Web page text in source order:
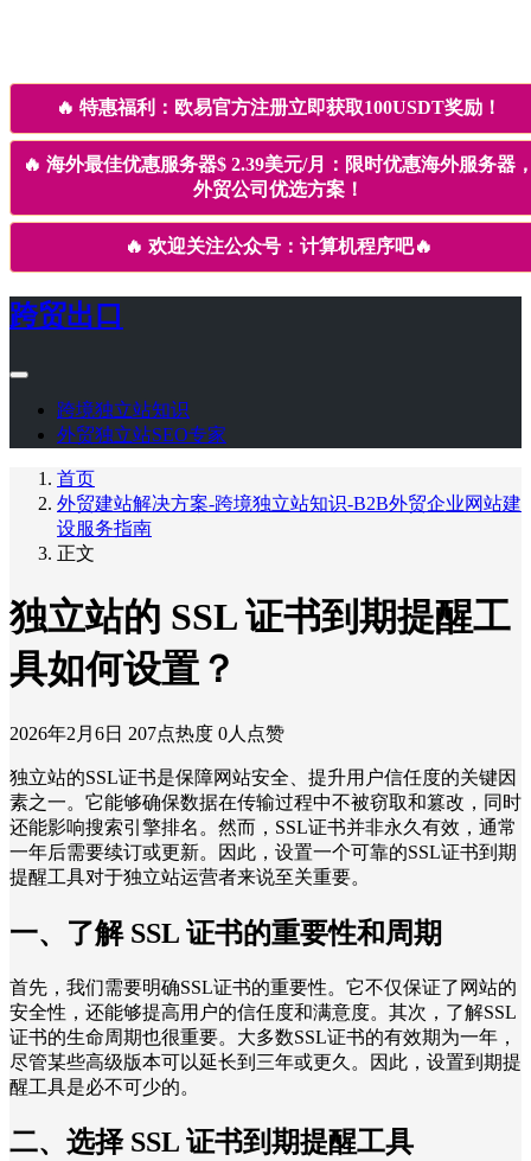
🔥 特惠福利：欧易官方注册立即获取100USDT奖励！
🔥 海外最佳优惠服务器$ 2.39美元/月：限时优惠海外服务器
外贸公司优选方案！
🔥 欢迎关注公众号：计算机程序吧🔥
跨贸出口
跨境独立站知识
外贸独立站SEO专家
首页
外贸建站解决方案-跨境独立站知识-B2B外贸企业网站建
设服务指南
正文
独立站的 SSL 证书到期提醒工
具如何设置？
2026年2月6日 207点热度 0人点赞
独立站的SSL证书是保障网站安全、提升用户信任度的关键因
素之一。它能够确保数据在传输过程中不被窃取和篡改，同时
还能影响搜索引擎排名。然而，SSL证书并非永久有效，通常
一年后需要续订或更新。因此，设置一个可靠的SSL证书到期
提醒工具对于独立站运营者来说至关重要。
一、了解 SSL 证书的重要性和周期
首先，我们需要明确SSL证书的重要性。它不仅保证了网站的
安全性，还能够提高用户的信任度和满意度。其次，了解SSL
证书的生命周期也很重要。大多数SSL证书的有效期为一年，
尽管某些高级版本可以延长到三年或更久。因此，设置到期提
醒工具是必不可少的。
二、选择 SSL 证书到期提醒工具